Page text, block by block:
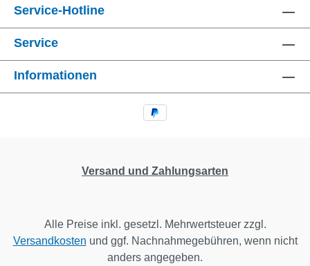
Service-Hotline
Service
Informationen
Versand und Zahlungsarten
Alle Preise inkl. gesetzl. Mehrwertsteuer zzgl.
Versandkosten und ggf. Nachnahmegebühren, wenn nicht
anders angegeben.